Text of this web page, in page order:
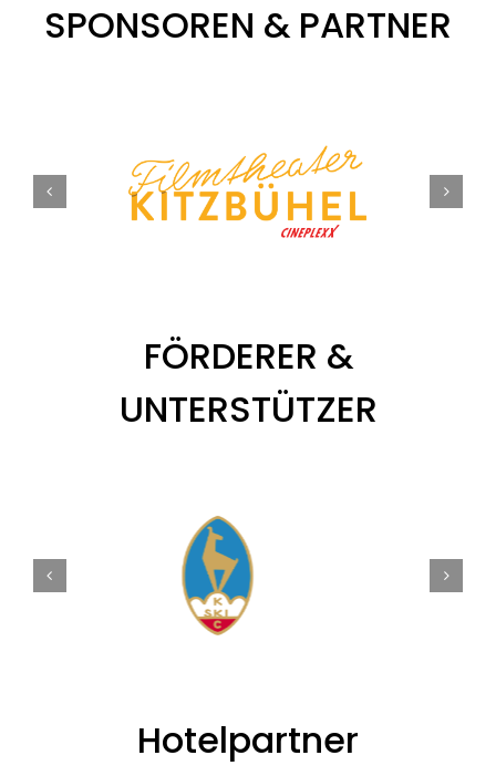
SPONSOREN & PARTNER
FÖRDERER &
UNTERSTÜTZER
Hotelpartner